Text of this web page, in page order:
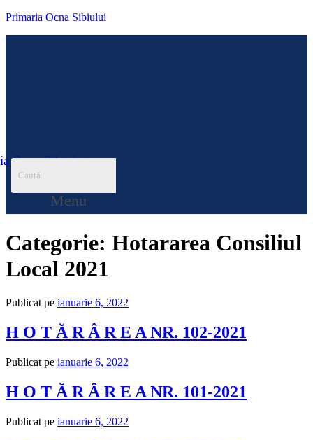
Primaria Ocna Sibiului
Ocna Sibiului
Menu
Categorie: Hotararea Consiliul
Local 2021
Publicat pe ianuarie 6, 2022
H O T Ă R Â R E A NR. 102-2021
Publicat pe ianuarie 6, 2022
H O T Ă R Â R E A NR. 101-2021
Publicat pe ianuarie 6, 2022